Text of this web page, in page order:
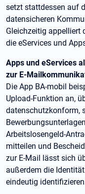
setzt stattdessen auf
datensicheren
Gleichzeitig appelliert
die eServices und
Apps und eServices
zur E-
Die App BA-mobil
Upload-Funktion an,
datenschutzkonform,
Arbeitslosengeld-
mitteilen und
zur E-Mail lässt sich
außerdem die
eindeutig